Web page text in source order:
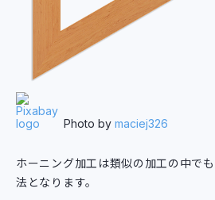
Photo by maciej326
ホーニング加工は類似の加工の中で
法となります。